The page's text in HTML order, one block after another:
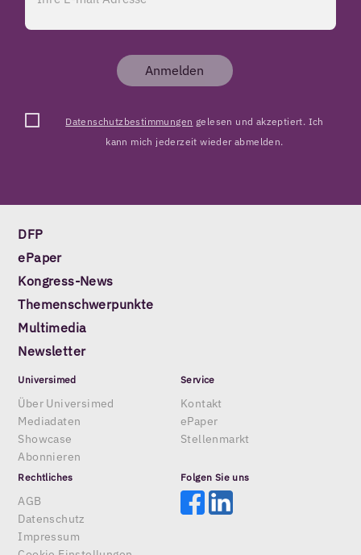
Anmelden
Datenschutzbestimmungen gelesen und akzeptiert. Ich
kann mich jederzeit wieder abmelden.
DFP
ePaper
Kongress-News
Themenschwerpunkte
Multimedia
Newsletter
Universimed
Über Universimed
Mediadaten
Showcase
Abonnieren
Service
Kontakt
ePaper
Stellenmarkt
Rechtliches
AGB
Datenschutz
Impressum
Folgen Sie uns